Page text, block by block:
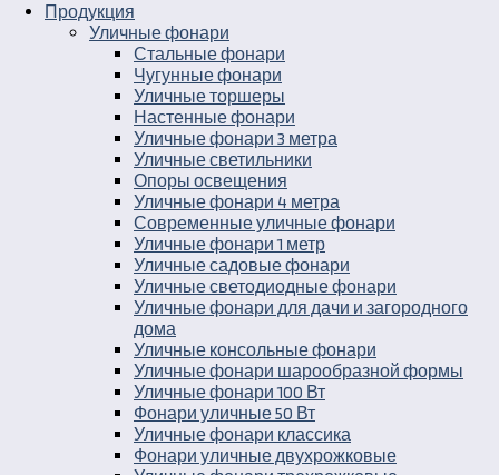
Продукция
Уличные фонари
Стальные фонари
Чугунные фонари
Уличные торшеры
Настенные фонари
Уличные фонари 3 метра
Уличные светильники
Опоры освещения
Уличные фонари 4 метра
Современные уличные фонари
Уличные фонари 1 метр
Уличные садовые фонари
Уличные светодиодные фонари
Уличные фонари для дачи и загородного
дома
Уличные консольные фонари
Уличные фонари шарообразной формы
Уличные фонари 100 Вт
Фонари уличные 50 Вт
Уличные фонари классика
Фонари уличные двухрожковые